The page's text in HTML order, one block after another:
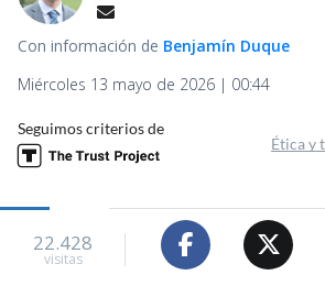
Con información de Benjamín Duque
Miércoles 13 mayo de 2026 | 00:44
Seguimos criterios de
Ética y
22.428
visitas